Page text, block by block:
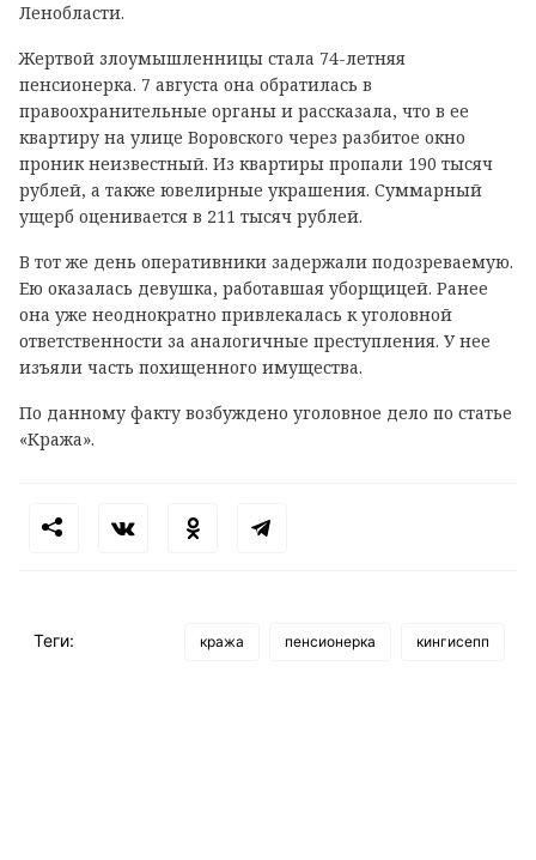
Ленобласти.
Жертвой злоумышленницы стала 74-летняя
пенсионерка. 7 августа она обратилась в
правоохранительные органы и рассказала, что в ее
квартиру на улице Воровского через разбитое окно
проник неизвестный. Из квартиры пропали 190 тысяч
рублей, а также ювелирные украшения. Суммарный
ущерб оценивается в 211 тысяч рублей.
В тот же день оперативники задержали подозреваемую.
Ею оказалась девушка, работавшая уборщицей. Ранее
она уже неоднократно привлекалась к уголовной
ответственности за аналогичные преступления. У нее
изъяли часть похищенного имущества.
По данному факту возбуждено уголовное дело по статье
«Кража».
Теги: кража пенсионерка кингисепп